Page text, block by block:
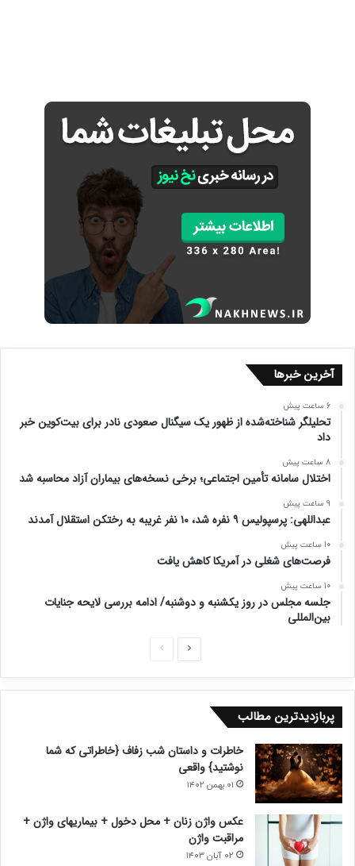
آخرین خبرها
6 ساعت پیش
تحلیلگر شناخته‌شده از ظهور یک سیگنال صعودی نادر برای بیت‌کوین خبر
داد
8 ساعت پیش
اختلال سامانه تأمین اجتماعی؛ برخی نسخه‌های بیماران آزاد محاسبه شد
9 ساعت پیش
عبداللهی: پرسپولیس ۹ نفره شد، ۱۰ نفر غریبه به رختکن استقلال آمدند
10 ساعت پیش
فرصت‌های شغلی در آمریکا کاهش یافت
10 ساعت پیش
جلسه مجلس در روز یکشنبه و دوشنبه/ ادامه بررسی لایحه جنایات
بین‌المللی
ح
ح
د
پربازدیدترین مطالب
خاطرات و داستان شب زفاف {خاطراتی که شما
نوشتید} واقعی
۰۱ بهمن ۱۴۰۲
عکس واژن زنان + محل دخول + بیماریهای واژن +
مراقبت واژن
۰۲ آبان ۱۴۰۳